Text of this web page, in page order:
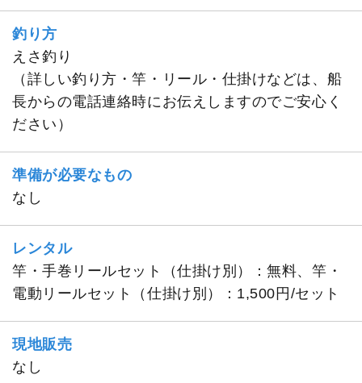
釣り方
えさ釣り
（詳しい釣り方・竿・リール・仕掛けなどは、船
長からの電話連絡時にお伝えしますのでご安心く
ださい）
準備が必要なもの
なし
レンタル
竿・手巻リールセット（仕掛け別）：無料、竿・
電動リールセット（仕掛け別）：1,500円/セット
現地販売
なし